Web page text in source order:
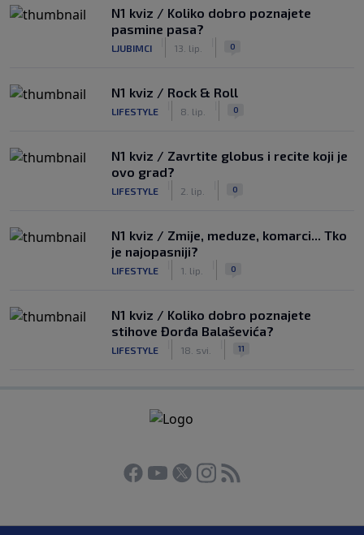
N1 kviz / Koliko dobro poznajete
pasmine pasa?
LJUBIMCI 13. lip. 0
N1 kviz / Rock & Roll
LIFESTYLE 8. lip. 0
N1 kviz / Zavrtite globus i recite koji je
ovo grad?
LIFESTYLE 2. lip. 0
N1 kviz / Zmije, meduze, komarci... Tko
je najopasniji?
LIFESTYLE 1. lip. 0
N1 kviz / Koliko dobro poznajete
stihove Đorđa Balaševića?
LIFESTYLE 18. svi. 11